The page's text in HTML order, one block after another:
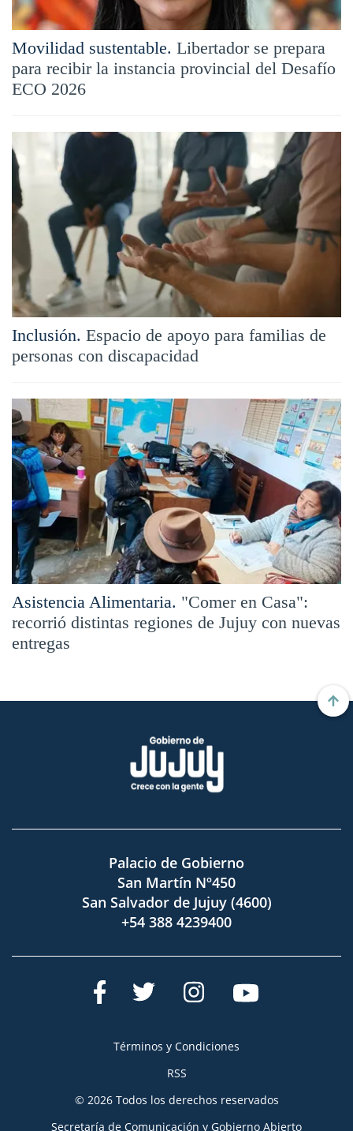
Movilidad sustentable. Libertador se prepara
para recibir la instancia provincial del Desafío
ECO 2026
Inclusión. Espacio de apoyo para familias de
personas con discapacidad
Asistencia Alimentaria. "Comer en Casa":
recorrió distintas regiones de Jujuy con nuevas
entregas
Palacio de Gobierno
San Martín Nº450
San Salvador de Jujuy (4600)
+54 388 4239400
Términos y Condiciones
RSS
© 2026 Todos los derechos reservados
Secretaría de Comunicación y Gobierno Abierto